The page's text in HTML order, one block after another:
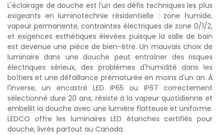
L'éclairage de douche est l'un des défis techniques les plus
exigeants en luminotechnie résidentielle : zone humide,
vapeur permanente, contraintes électriques de zone 0/1/2,
et exigences esthétiques élevées puisque la salle de bain
est devenue une pièce de bien-être. Un mauvais choix de
luminaire dans une douche peut entraîner des risques
électriques sérieux, des problèmes d'humidité dans les
boîtiers et une défaillance prématurée en moins d'un an. À
l'inverse, un encastré LED IP65 ou IP67 correctement
sélectionné dure 20 ans, résiste à la vapeur quotidienne et
embellit la douche avec une lumière flatteuse et uniforme.
LEDCO offre les luminaires LED étanches certifiés pour
douche, livrés partout au Canada.